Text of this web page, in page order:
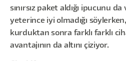
sınırsız paket aldığı ipucunu
yeterince iyi olmadığı
kurduktan sonra farklı farklı
avantajının da altını çiziyor.